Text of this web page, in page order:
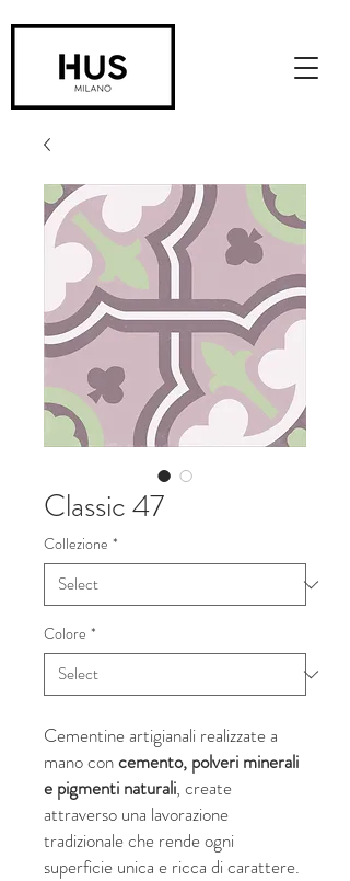
Classic 47
Collezione *
Colore *
Cementine artigianali realizzate a
mano concemento, polveri minerali
e pigmenti naturali, create
attraverso una lavorazione
tradizionale che rende ogni
superficie unica e ricca di carattere.